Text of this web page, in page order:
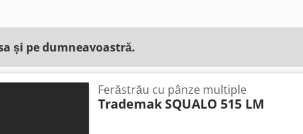
și pe dumneavoastră.
Ferăstrău cu pânze multiple
TrademakSQUALO 515 LM